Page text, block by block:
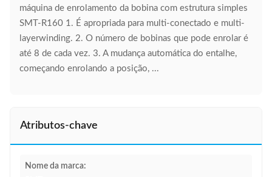
máquina de enrolamento da bobina com estrutura simples
SMT-R160 1. É apropriada para multi-conectado e multi-
layerwinding. 2. O número de bobinas que pode enrolar é
até 8 de cada vez. 3. A mudança automática do entalhe,
começando enrolando a posição, ...
Atributos-chave
Nome da marca: